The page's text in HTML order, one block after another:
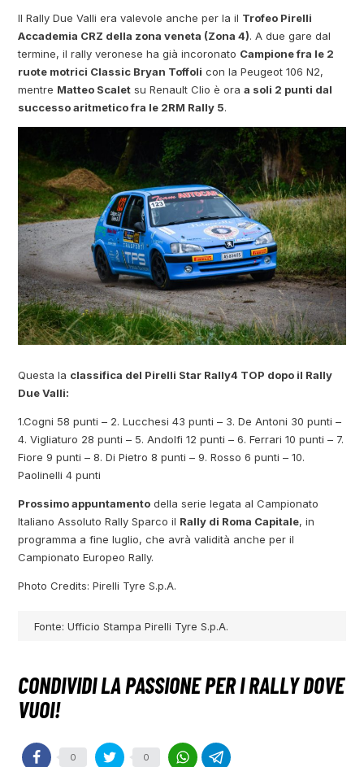
Il Rally Due Valli era valevole anche per la il Trofeo Pirelli
Accademia CRZ della zona veneta (Zona 4). A due gare dal
termine, il rally veronese ha già incoronato Campione fra le 2
ruote motrici Classic Bryan Toffoli con la Peugeot 106 N2,
mentre Matteo Scalet su Renault Clio è oraa soli 2 punti dal
successo aritmetico fra le 2RM Rally 5.
Questa la classifica del Pirelli Star Rally4 TOP dopo il Rally
Due Valli:
1.Cogni 58 punti – 2. Lucchesi 43 punti – 3. De Antoni 30 punti –
4. Vigliaturo 28 punti – 5. Andolfi 12 punti – 6. Ferrari 10 punti – 7.
Fiore 9 punti – 8. Di Pietro 8 punti – 9. Rosso 6 punti – 10.
Paolinelli 4 punti
Prossimo appuntamento della serie legata al Campionato
Italiano Assoluto Rally Sparco il Rally di Roma Capitale, in
programma a fine luglio, che avrà validità anche per il
Campionato Europeo Rally.
Photo Credits: Pirelli Tyre S.p.A.
Fonte: Ufficio Stampa Pirelli Tyre S.p.A.
0 0